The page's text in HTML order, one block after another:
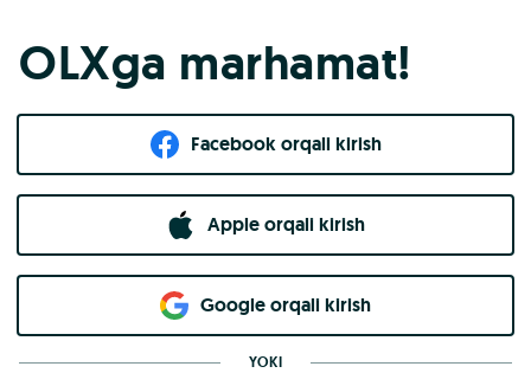
OLXga marhamat!
Facebook orqali kirish​
Apple orqali kirish
Goo​g​le orqali kirish
YOKI